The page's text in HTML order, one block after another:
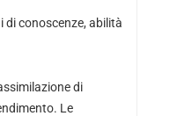
conoscenze, abilità
di
Le